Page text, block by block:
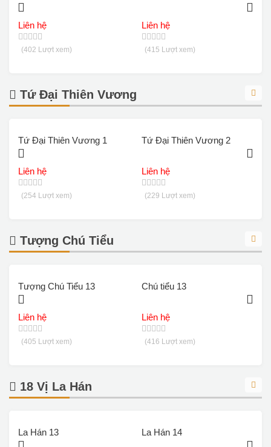
Liên hệ
(402 Lượt xem)
Liên hệ
(415 Lượt xem)
Tứ Đại Thiên Vương
Tứ Đại Thiên Vương 1
Liên hệ
(254 Lượt xem)
Tứ Đại Thiên Vương 2
Liên hệ
(229 Lượt xem)
Tượng Chú Tiểu
Tượng Chú Tiểu 13
Liên hệ
(405 Lượt xem)
Chú tiểu 13
Liên hệ
(416 Lượt xem)
18 Vị La Hán
La Hán 13 La Hán 14